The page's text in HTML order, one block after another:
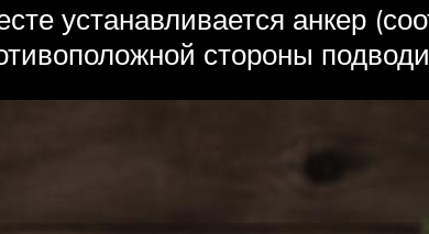
устанавливается анкер
стороны